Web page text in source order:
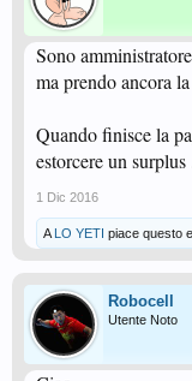
Sono
ma prendo ancora
Quando finisce la
estorcere un
1 Dic 2016
A LO YETI piace questo
Robocell
Utente Noto